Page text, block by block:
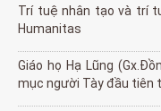
Trí tuệ nhân tạo và trí
Humanitas
Giáo họ Hạ Lũng
mục người Tày đầu tiên